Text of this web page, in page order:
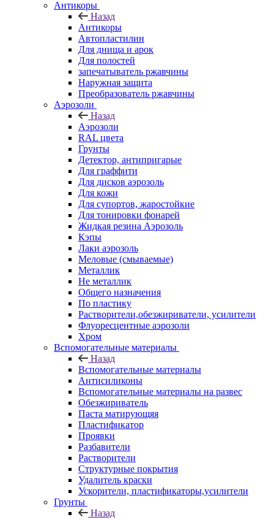
Антикоры
Назад
Антикоры
Автопластилин
Для днища и арок
Для полостей
запечатыватель ржавчины
Наружная защита
Преобразователь ржавчины
Аэрозоли
Назад
Аэрозоли
RAL цвета
Грунты
Детектор, антипригарые
Для граффити
Для дисков аэрозоль
Для кожи
Для супортов, жаростойкие
Для тонировки фонарей
Жидкая резина Аэрозоль
Кэпы
Лаки аэрозоль
Меловые (смываемые)
Металлик
Не металлик
Общего назначения
По пластику
Растворители,обезжириватели, усилители
Флуоресцентные аэрозоли
Хром
Вспомогательные материалы
Назад
Вспомогательные материалы
Антисиликоны
Вспомогательные материалы на развес
Обезжириватель
Паста матирующяя
Пластификатор
Проявки
Разбавители
Растворители
Структурные покрытия
Удалитель краски
Ускорители, пластификаторы,усилители
Грунты
Назад